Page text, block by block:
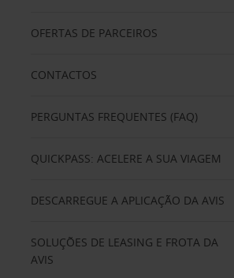
OFERTAS DE PARCEIROS
CONTACTOS
PERGUNTAS FREQUENTES (FAQ)
QUICKPASS: ACELERE A SUA VIAGEM
DESCARREGUE A APLICAÇÃO DA AVIS
SOLUÇÕES DE LEASING E FROTA DA
AVIS